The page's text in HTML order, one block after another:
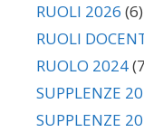
RUOLI 2026 (6)
RUOLI
RUOLO 2024
SUPPLENZE
SUPPLENZE